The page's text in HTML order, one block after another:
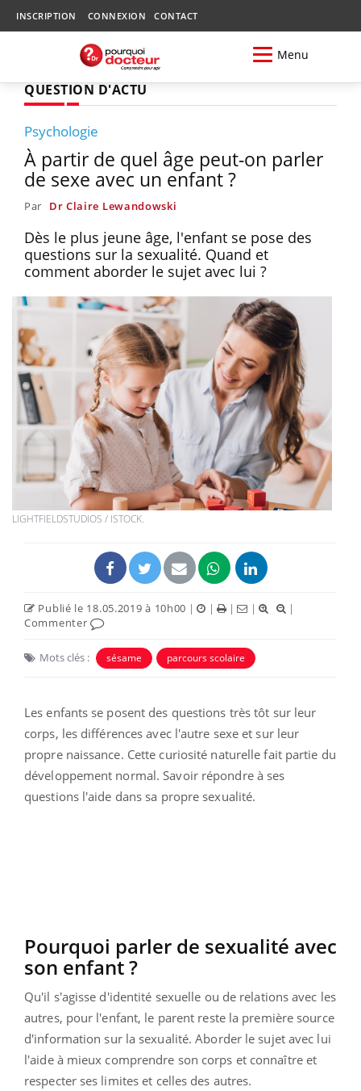
INSCRIPTION CONNEXION CONTACT
Menu
QUESTION D'ACTU
Psychologie
À partir de quel âge peut-on parler
de sexe avec un enfant ?
Par Dr Claire Lewandowski
Dès le plus jeune âge, l'enfant se pose des
questions sur la sexualité. Quand et
comment aborder le sujet avec lui ?
LIGHTFIELDSTUDIOS / ISTOCK.
Publié le 18.05.2019 à 10h00 | | | |
|
Commenter
Mots clés : sésame parcours scolaire
Les enfants se posent des questions très tôt sur leur
corps, les différences avec l'autre sexe et sur leur
propre naissance. Cette curiosité naturelle fait partie du
développement normal. Savoir répondre à ses
questions l'aide dans sa propre sexualité.
Pourquoi parler de sexualité avec
son enfant ?
Qu'il s'agisse d'identité sexuelle ou de relations avec les
autres, pour l'enfant, le parent reste la première source
d'information sur la sexualité. Aborder le sujet avec lui
l'aide à mieux comprendre son corps et connaître et
respecter ses limites et celles des autres.